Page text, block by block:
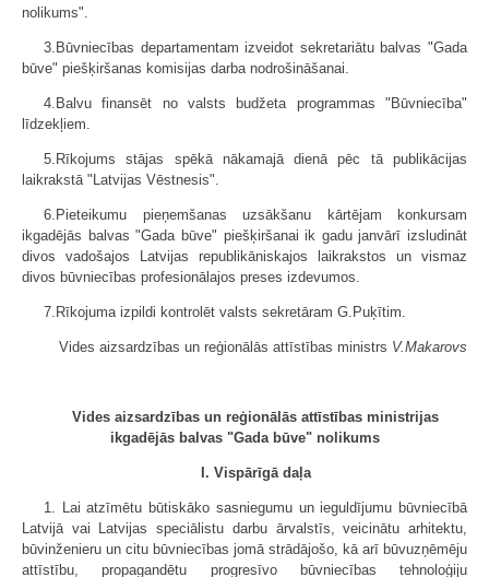
nolikums".
3.Būvniecības departamentam izveidot sekretariātu balvas "Gada
būve" piešķiršanas komisijas darba nodrošināšanai.
4.Balvu finansēt no valsts budžeta programmas "Būvniecība"
līdzekļiem.
5.Rīkojums stājas spēkā nākamajā dienā pēc tā publikācijas
laikrakstā "Latvijas Vēstnesis".
6.Pieteikumu pieņemšanas uzsākšanu kārtējam konkursam
ikgadējās balvas "Gada būve" piešķiršanai ik gadu janvārī izsludināt
divos vadošajos Latvijas republikāniskajos laikrakstos un vismaz
divos būvniecības profesionālajos preses izdevumos.
7.Rīkojuma izpildi kontrolēt valsts sekretāram G.Puķītim.
Vides aizsardzības un reģionālās attīstības ministrs V.Makarovs
Vides aizsardzības un reģionālās attīstības ministrijas
ikgadējās balvas "Gada būve" nolikums
I. Vispārīgā daļa
1. Lai atzīmētu būtiskāko sasniegumu un ieguldījumu būvniecībā
Latvijā vai Latvijas speciālistu darbu ārvalstīs, veicinātu arhitektu,
būvinženieru un citu būvniecības jomā strādājošo, kā arī būvuzņēmēju
attīstību, propagandētu progresīvo būvniecības tehnoloģiju